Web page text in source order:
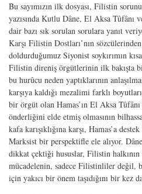
Bu sayımızın ilk dosyası, Filistin
yazısında Kutlu Dâne, El Aksa Tûfânı
dair bazı sık sorulan sorulara yanıt
Karşı Filistin Dostları’nın
doldurduğumuz Siyonist soykırımın
Filistin direniş örgütlerinin ilk bakışta
bu hurûcu neden yaptıklarının
karşıya kaldığı mezalimi farklı
bir örgüt olan Hamas’ın El Aksa
önderliğini elde etmiş olmasının
kafa karışıklığına karşı, Hamas’a
Marksist bir perspektifle ele alıyor.
dikkat çektiği hususlar, Filistin halkının
mücadelenin, sadece Filistinliler değil,
için yakıcı bir önem taşıdığını bir kez